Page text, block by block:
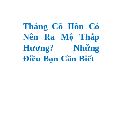
Tháng Cô Hồn Có
Nên Ra Mộ Thắp
Hương? Những
Điều Bạn Cần Biết